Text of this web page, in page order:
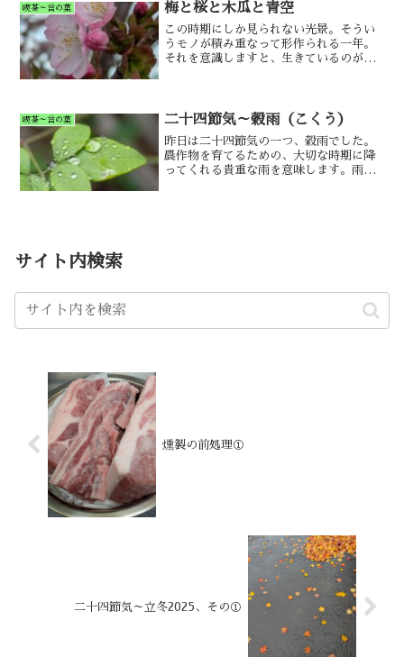
喫茶～言の葉 梅と桜と木瓜と青空
この時期にしか見られない光景。そうい
うモノが積み重なって形作られる一年。
それを意識しますと、生きているのが一
喫茶～言の葉 二十四節気～穀雨（こくう）
昨日は二十四節気の一つ、穀雨でした。
農作物を育てるための、大切な時期に降
ってくれる貴重な雨を意味します。雨に
サイト内検索
燻製の前処理①
二十四節気～立冬2025、その①